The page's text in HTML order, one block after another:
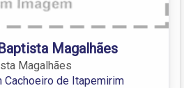
Magalhães
Magalhães
Cachoeiro de Itapemirim